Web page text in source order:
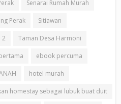
Senarai Rumah Murah
Perak Sitiawan
2 Taman Desa Harmoni
ebook percuma
hotel murah
homestay sebagai lubuk buat duit